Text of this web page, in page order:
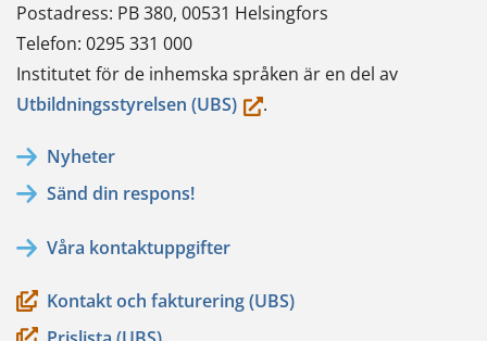
Postadress: PB 380, 00531 Helsingfors
Telefon: 0295 331 000
Institutet för de inhemska språken är en del av
Utbildningsstyrelsen (UBS)(du.
Nyheter
Sänd din respons!
Våra kontaktuppgifter
Kontakt och fakturering (UBS)